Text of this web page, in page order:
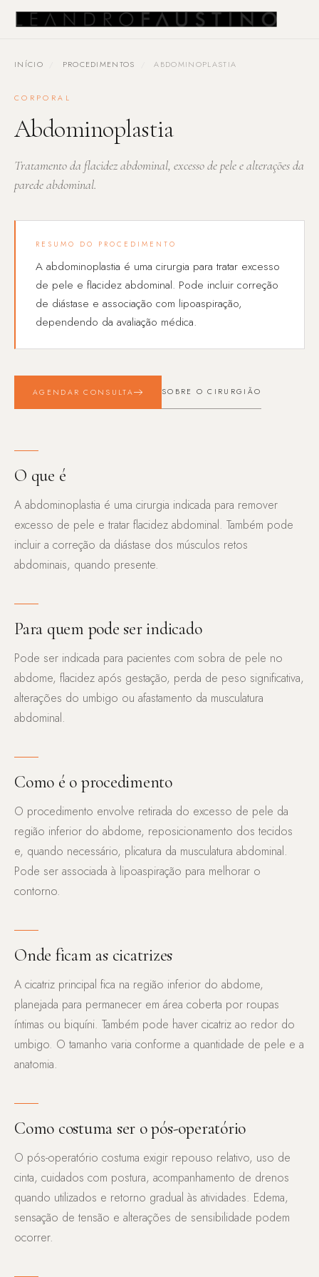
INÍCIO PROCEDIMENTOS ABDOMINOPLASTIA
CORPORAL
Abdominoplastia
Tratamento da flacidez abdominal, excesso de pele e alterações da
parede abdominal.
RESUMO DO PROCEDIMENTO
A abdominoplastia é uma cirurgia para tratar excesso
de pele e flacidez abdominal. Pode incluir correção
de diástase e associação com lipoaspiração,
dependendo da avaliação médica.
AGENDAR CONSULTA SOBRE O CIRURGIÃO
O que é
A abdominoplastia é uma cirurgia indicada para remover
excesso de pele e tratar flacidez abdominal. Também pode
incluir a correção da diástase dos músculos retos
abdominais, quando presente.
Para quem pode ser indicado
Pode ser indicada para pacientes com sobra de pele no
abdome, flacidez após gestação, perda de peso significativa,
alterações do umbigo ou afastamento da musculatura
abdominal.
Como é o procedimento
O procedimento envolve retirada do excesso de pele da
região inferior do abdome, reposicionamento dos tecidos
e, quando necessário, plicatura da musculatura abdominal.
Pode ser associada à lipoaspiração para melhorar o
contorno.
Onde ficam as cicatrizes
A cicatriz principal fica na região inferior do abdome,
planejada para permanecer em área coberta por roupas
íntimas ou biquíni. Também pode haver cicatriz ao redor do
umbigo. O tamanho varia conforme a quantidade de pele e a
anatomia.
Como costuma ser o pós-operatório
O pós-operatório costuma exigir repouso relativo, uso de
cinta, cuidados com postura, acompanhamento de drenos
quando utilizados e retorno gradual às atividades. Edema,
sensação de tensão e alterações de sensibilidade podem
ocorrer.